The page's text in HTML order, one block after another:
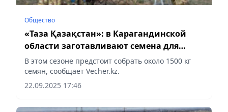
Общество
«Таза Қазақстан»: в Карагандинской
области заготавливают семена для
будущих деревьев лесного фонда
В этом сезоне предстоит собрать около 1500 кг
семян, сообщает Vecher.kz.
22.09.2025 17:46